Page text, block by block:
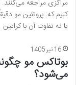
مراکزی مراجعه
کنیم که: پروتئین مو
یا نه تفاوت آن با
16 تیر 1405
بوتاکس مو
می‌شود؟